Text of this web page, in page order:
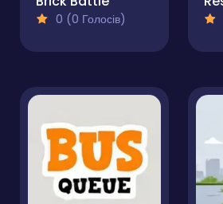
0 (0 Голосів)